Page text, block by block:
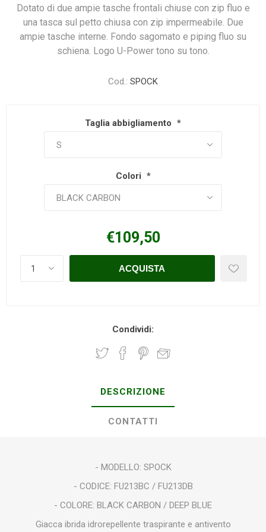
Dotato di due ampie tasche frontali chiuse con zip fluo e
una tasca sul petto chiusa con zip impermeabile. Due
ampie tasche interne. Fondo sagomato e piping fluo su
schiena. Logo U-Power tono su tono.
Cod.: SPOCK
Taglia abbigliamento *
Colori *
€109,50
Condividi:
DESCRIZIONE
CONTATTI
- MODELLO: SPOCK
- CODICE: FU213BC / FU213DB
- COLORE: BLACK CARBON / DEEP BLUE
Giacca ibrida idrorepellente traspirante e antivento